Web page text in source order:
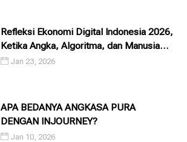
Refleksi Ekonomi Digital Indonesia 2026,
Ketika Angka, Algoritma, dan Manusia
Saling Menatap
Jan 23, 2026
APA BEDANYA ANGKASA PURA
DENGAN INJOURNEY?
Jan 10, 2026